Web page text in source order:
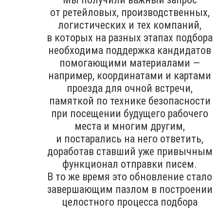
от ретейловых, производственных,
логистических и тех компаний,
в которых на разных этапах подбора
необходима поддержка кандидатов
помогающими материалами —
например, координатами и картами
проезда для очной встречи,
памяткой по технике безопасности
при посещении будущего рабочего
места и многим другим,
и постарались на него ответить,
доработав ставший уже привычным
функционал отправки писем.
В то же время это обновление стало
завершающим пазлом в построении
целостного процесса подбора